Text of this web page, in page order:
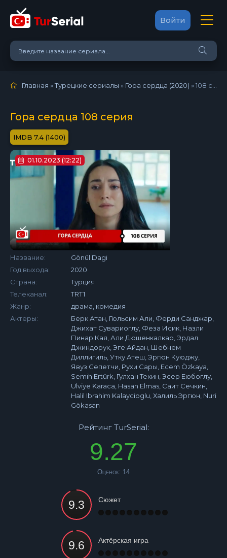
Войти
Главная »Турецкие сериалы » Гора сердца (2020) »108 серия
Гора сердца 108 серия
7.4 (1400)
01.10.2023 (12:22)
Название:
Gönül Dagi
Год выхода:
2020
Страна:
Турция
Телеканал:
TRT1
Жанр:
драма, комедия
Актеры:
Берк Атан, Гюльсим Али, Ферди Санджар,
Джихат Сувариоглу, Феза Исик, Назли
Пинар Кая, Али Дюшенкалкар, Эрдал
Джиндорук, Эге Айдан, Шебнем
Диллигиль, Утку Атеш, Эргюн Куюджу,
Явуз Сепетчи, Рухи Сары, Ecem Özkaya,
Semih Ertürk, Гулхан Текин, Эсер Еюбоглу,
Ulviye Karaca, Hasan Elmas, Саит Сечкин,
Halil Ibrahim Kalaycioglu, Халиль Эргюн, Nuri
Gökasan
Рейтинг TurSerial:
9.27
Оценок: 14
Сюжет
Актёрская игра